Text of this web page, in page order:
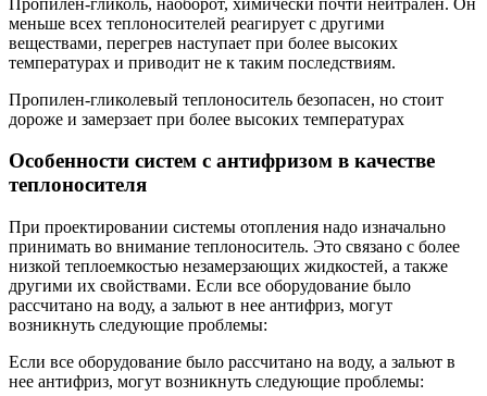
меньше всех теплоносителей реагирует с другими
веществами, перегрев наступает при более высоких
температурах и приводит не к таким последствиям.
Пропилен-гликолевый теплоноситель безопасен, но стоит
дороже и замерзает при более высоких температурах
Особенности систем с антифризом в качестве
теплоносителя
При проектировании системы отопления надо изначально
принимать во внимание теплоноситель. Это связано с более
низкой теплоемкостью незамерзающих жидкостей, а также
другими их свойствами. Если все оборудование было
рассчитано на воду, а зальют в нее антифриз, могут
возникнуть следующие проблемы:
Если все оборудование было рассчитано на воду, а зальют в
нее антифриз, могут возникнуть следующие проблемы: